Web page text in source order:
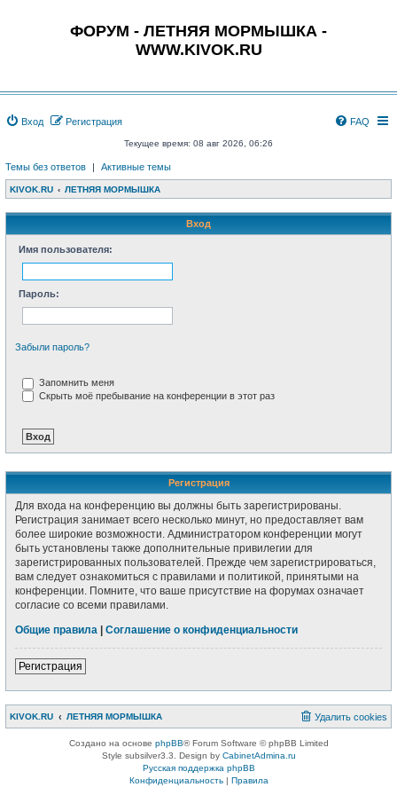
ФОРУМ - ЛЕТНЯЯ МОРМЫШКА -
WWW.KIVOK.RU
Вход Регистрация FAQ
Текущее время: 08 авг 2026, 06:26
Темы без ответов | Активные темы
KIVOK.RU ЛЕТНЯЯ МОРМЫШКА
Вход
Имя пользователя:
Пароль:
Забыли пароль?
Запомнить меня
Скрыть моё пребывание на конференции в этот раз
Регистрация
Для входа на конференцию вы должны быть зарегистрированы.
Регистрация занимает всего несколько минут, но предоставляет вам
более широкие возможности. Администратором конференции могут
быть установлены также дополнительные привилегии для
зарегистрированных пользователей. Прежде чем зарегистрироваться,
вам следует ознакомиться с правилами и политикой, принятыми на
конференции. Помните, что ваше присутствие на форумах означает
согласие со всеми правилами.
Общие правила
Соглашение о конфиденциальности
Регистрация
KIVOK.RU ЛЕТНЯЯ МОРМЫШКА Удалить cookies
Создано на основе phpBB® Forum Software © phpBB Limited
Style subsilver3.3. Design by CabinetAdmina.ru
Русская поддержка phpBB
Конфиденциальность| Правила